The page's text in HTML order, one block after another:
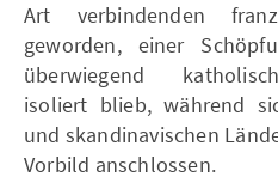
Art verbindenden
geworden, einer
überwiegend
isoliert blieb, während
und skandinavischen
Vorbild anschlossen.